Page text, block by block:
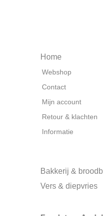
Home
Webshop
Contact
Mijn account
Retour & klachten
Informatie
Bakkerij &
Vers & diepvries